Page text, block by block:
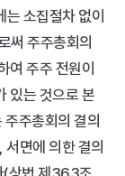
소집절차 없이
써 주주총회의
여 주주 전원이
있는 것으로 본
주총회의 결의
면에 의한 결의